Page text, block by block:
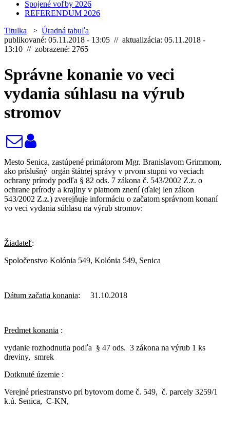
Spojené voľby 2026
REFERENDUM 2026
Titulka > Úradná tabuľa
publikované: 05.11.2018 - 13:05 // aktualizácia: 05.11.2018 -
13:10 // zobrazené: 2765
Správne konanie vo veci
vydania súhlasu na výrub
stromov
Mesto Senica, zastúpené primátorom Mgr. Branislavom Grimmom,
ako príslušný orgán štátnej správy v prvom stupni vo veciach
ochrany prírody podľa § 82 ods. 7 zákona č. 543/2002 Z.z. o
ochrane prírody a krajiny v platnom znení (ďalej len zákon
543/2002 Z.z.) zverejňuje informáciu o začatom správnom konaní
vo veci vydania súhlasu na výrub stromov:
Žiadateľ:
Spoločenstvo Kolónia 549, Kolónia 549, Senica
Dátum začatia konania: 31.10.2018
Predmet konania :
vydanie rozhodnutia podľa § 47 ods. 3 zákona na výrub 1 ks
dreviny, smrek
Dotknuté územie :
Verejné priestranstvo pri bytovom dome č. 549, č. parcely 3259/1
k.ú. Senica, C-KN,